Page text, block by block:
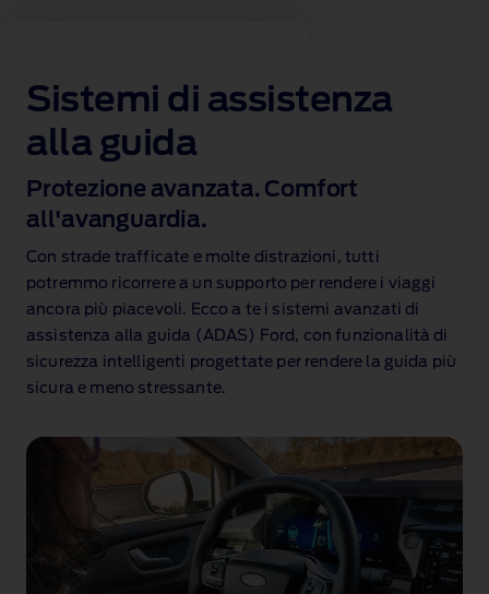
Sistemi di assistenza
alla guida
Protezione avanzata. Comfort
all'avanguardia.
Con strade trafficate e molte distrazioni, tutti
potremmo ricorrere a un supporto per rendere i viaggi
ancora più piacevoli. Ecco a te i sistemi avanzati di
assistenza alla guida (ADAS) Ford, con funzionalità di
sicurezza intelligenti progettate per rendere la guida più
sicura e meno stressante.